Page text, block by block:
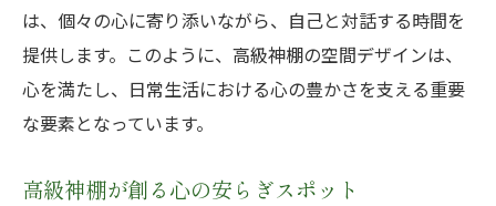
は、個々の心に寄り添いながら、自己と対話する時間を
提供します。このように、高級神棚の空間デザインは、
心を満たし、日常生活における心の豊かさを支える重要
な要素となっています。
高級神棚が創る心の安らぎスポット